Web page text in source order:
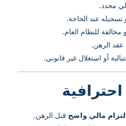
محدد.
عند الحاجة.
مخالفة للنظام العام.
الرهن.
أو استغلال غير قانوني.
مالي واضح قبل الرهن.